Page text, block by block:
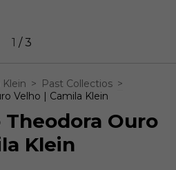
1 /3
Klein > Past Collectios >
Velho | Camila Klein
Theodora Ouro
Klein